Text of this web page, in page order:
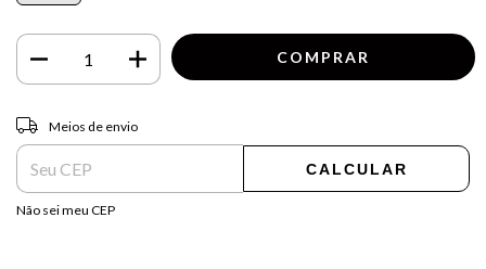
Entregas para o CEP:
Meios de envio
CALCULAR
Não sei meu CEP